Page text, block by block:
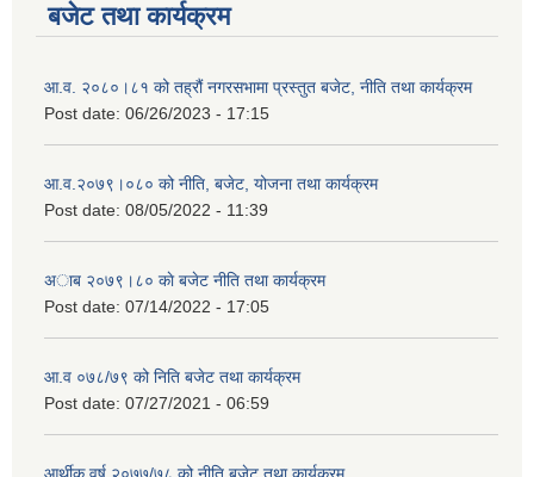
बजेट तथा कार्यक्रम
आ.व. २०८०।८१ को तह्रौं नगरसभामा प्रस्तुत बजेट, नीति तथा कार्यक्रम
Post date: 06/26/2023 - 17:15
आ.व.२०७९।०८० को नीति, बजेट, योजना तथा कार्यक्रम
Post date: 08/05/2022 - 11:39
अाब २०७९।८० काे बजेट नीति तथा कार्यक्रम
Post date: 07/14/2022 - 17:05
आ.व ०७८/७९ को निति बजेट तथा कार्यक्रम
Post date: 07/27/2021 - 06:59